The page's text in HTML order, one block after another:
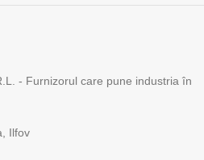
- Furnizorul care pune industria în
Ilfov